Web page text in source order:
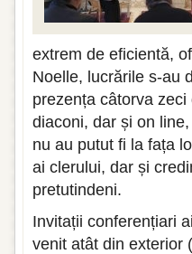
extrem de eficientă,
Noelle, lucrările s-au
prezența câtorva zeci
diaconi, dar și on
nu au putut fi la fața
ai clerului, dar și
pretutindeni.
Invitații conferențiari
venit atât din exterior